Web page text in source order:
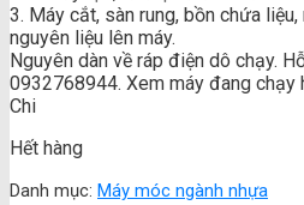
3. Máy cắt, sàn rung, bồn chứa
nguyên liệu lên máy.
Nguyên dàn về ráp điện dô chạy.
0932768944. Xem máy đang chạy
Chi
Hết hàng
Danh mục: Máy móc ngành nhựa